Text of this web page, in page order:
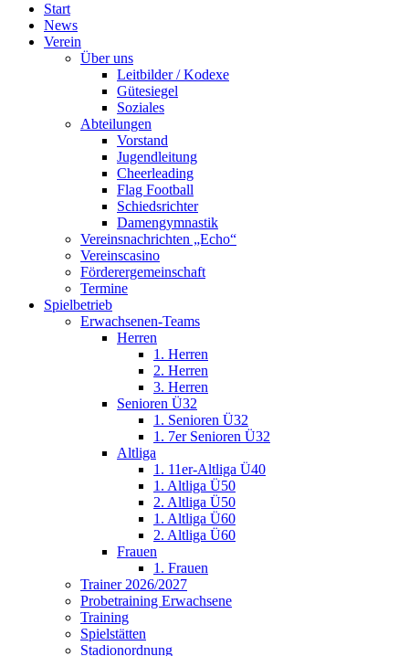
Start
News
Verein
Über uns
Leitbilder / Kodexe
Gütesiegel
Soziales
Abteilungen
Vorstand
Jugendleitung
Cheerleading
Flag Football
Schiedsrichter
Damengymnastik
Vereinsnachrichten „Echo“
Vereinscasino
Förderergemeinschaft
Termine
Spielbetrieb
Erwachsenen-Teams
Herren
1. Herren
2. Herren
3. Herren
Senioren Ü32
1. Senioren Ü32
1. 7er Senioren Ü32
Altliga
1. 11er-Altliga Ü40
1. Altliga Ü50
2. Altliga Ü50
1. Altliga Ü60
2. Altliga Ü60
Frauen
1. Frauen
Trainer 2026/2027
Probetraining Erwachsene
Training
Spielstätten
Stadionordnung